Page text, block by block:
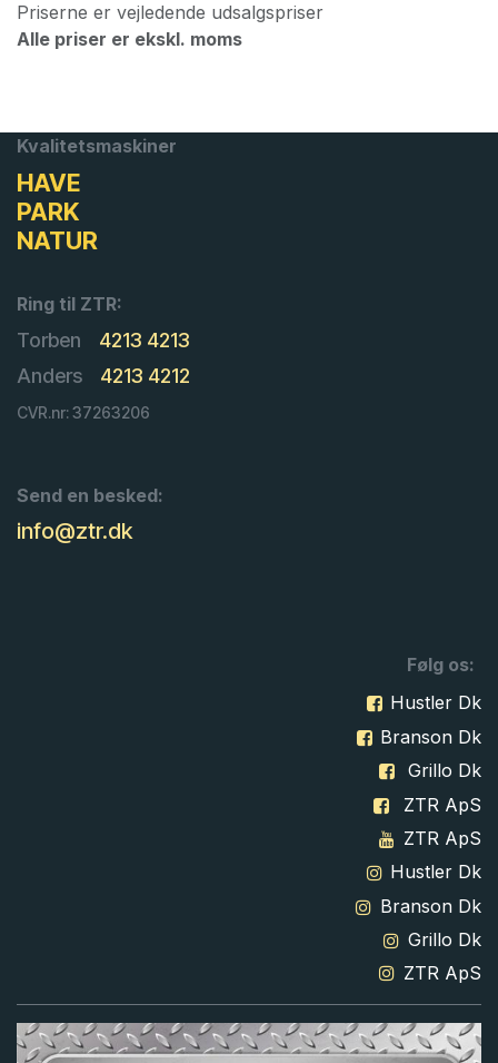
Priserne er vejledende udsalgspriser
Alle priser er ekskl. moms
Kvalitetsmaskiner
HAVE
PARK
NATUR
Ring til ZTR:
Torben
4213 4213
Anders
4213 4212
CVR.nr: 37263206
Send en besked:
info@ztr.dk
Følg os:
Hustler Dk
Branson Dk
Grillo Dk
ZTR ApS
ZTR ApS
Hustler Dk
Branson Dk
Grillo Dk
ZTR ApS